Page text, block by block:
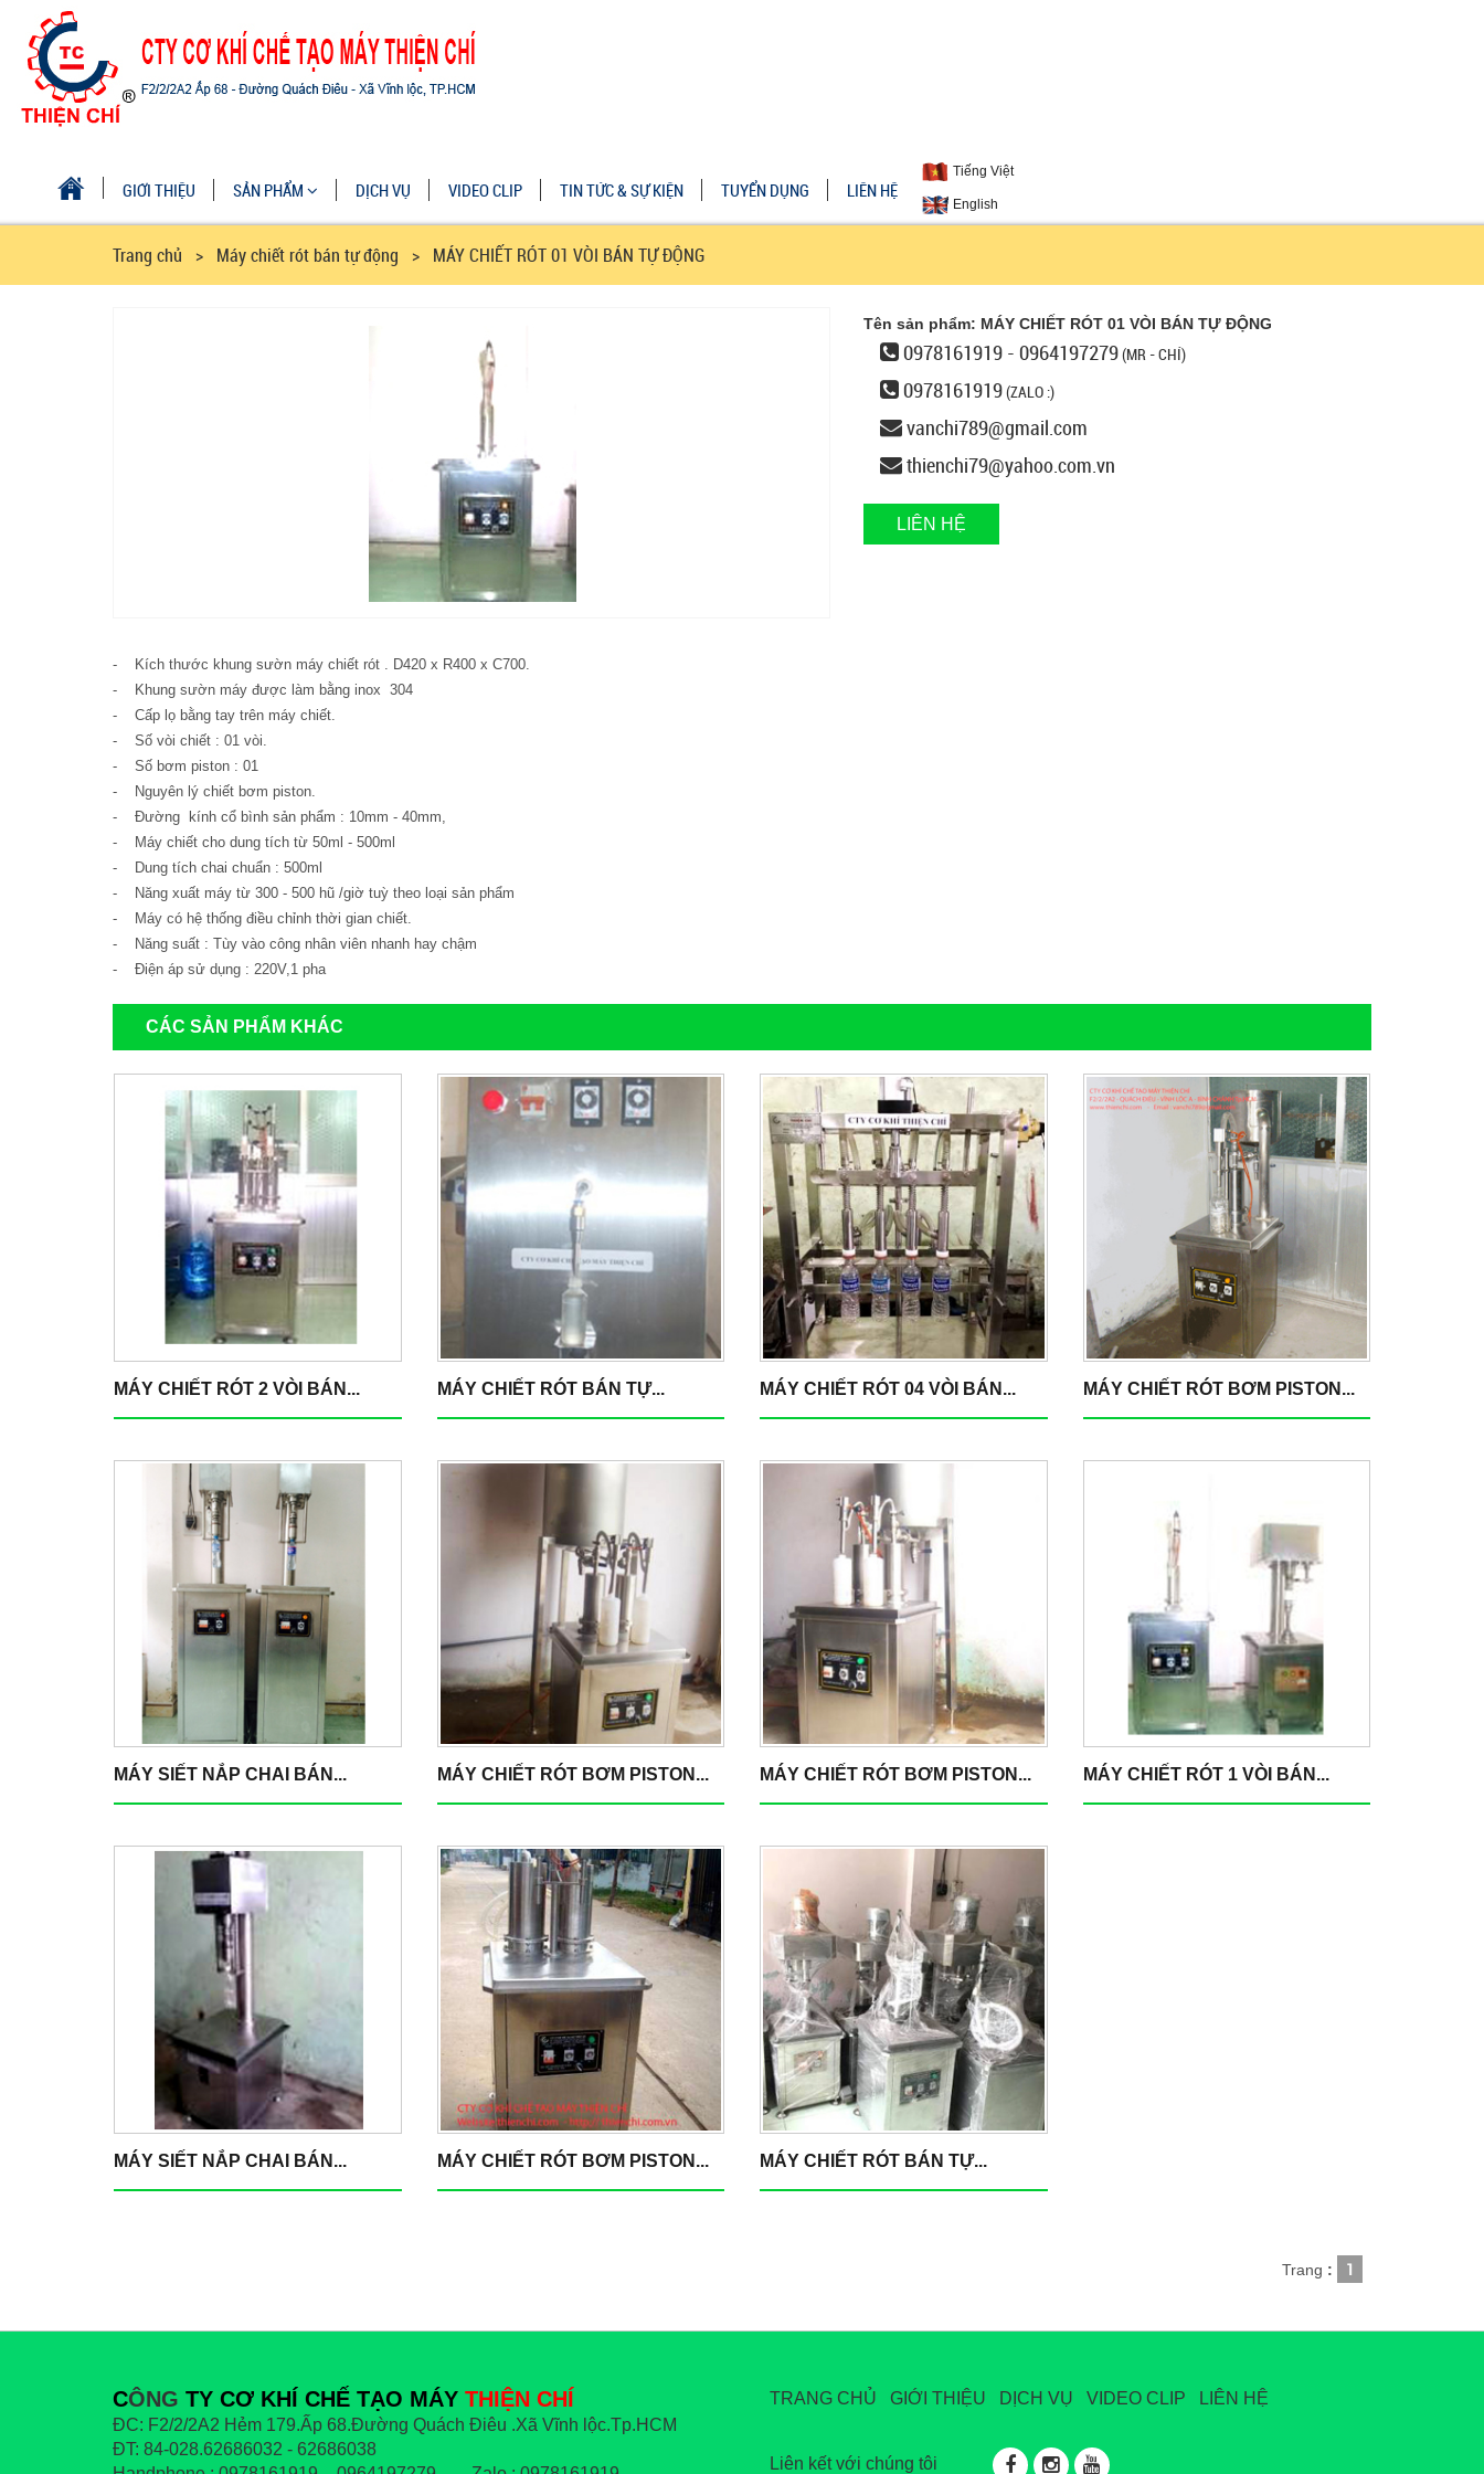
GIỚI THIỆU SẢN PHẨM DỊCH VỤ VIDEO CLIP TIN TỨC & SỰ KIỆN TUYỂN DỤNG LIÊN HỆ
Tiếng Việt
English
Trang chủ > Máy chiết rót bán tự động > MÁY CHIẾT RÓT 01 VÒI BÁN TỰ ĐỘNG
Tên sản phẩm: MÁY CHIẾT RÓT 01 VÒI BÁN TỰ ĐỘNG
0978161919 - 0964197279(MR - CHÍ)
0978161919(ZALO :)
vanchi789@gmail.com
thienchi79@yahoo.com.vn
LIÊN HỆ
- Kích thước khung sườn máy chiết rót . D420 x R400 x C700.
- Khung sườn máy được làm bằng inox 304
- Cấp lọ bằng tay trên máy chiết.
- Số vòi chiết : 01 vòi.
- Số bơm piston : 01
- Nguyên lý chiết bơm piston.
- Đường kính cổ bình sản phẩm : 10mm - 40mm,
- Máy chiết cho dung tích từ 50ml - 500ml
- Dung tích chai chuẩn : 500ml
- Năng xuất máy từ 300 - 500 hũ /giờ tuỳ theo loại sản phẩm
- Máy có hệ thống điều chỉnh thời gian chiết.
- Năng suất : Tùy vào công nhân viên nhanh hay chậm
- Điện áp sử dụng : 220V,1 pha
CÁC SẢN PHẨM KHÁC
MÁY CHIẾT RÓT 2 VÒI BÁN... MÁY CHIẾT RÓT BÁN TỰ... MÁY CHIẾT RÓT 04 VÒI BÁN... MÁY CHIẾT RÓT BƠM PISTON...
MÁY SIẾT NẮP CHAI BÁN... MÁY CHIẾT RÓT BƠM PISTON... MÁY CHIẾT RÓT BƠM PISTON... MÁY CHIẾT RÓT 1 VÒI BÁN...
MÁY SIẾT NẮP CHAI BÁN... MÁY CHIẾT RÓT BƠM PISTON... MÁY CHIẾT RÓT BÁN TỰ...
Trang : 1
CÔNG TY CƠ KHÍ CHẾ TẠO MÁY THIỆN CHÍ
ĐC: F2/2/2A2 Hẻm 179.Ấp 68.Đường Quách Điêu .Xã Vĩnh lộc.Tp.HCM
ĐT: 84-028.62686032 - 62686038
TRANG CHỦ GIỚI THIỆU DỊCH VỤ VIDEO CLIP LIÊN HỆ
Liên kết với chúng tôi